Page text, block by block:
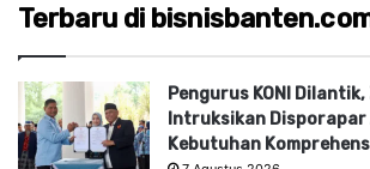
Terbaru di
Pengurus KONI
Intruksikan
Kebutuhan